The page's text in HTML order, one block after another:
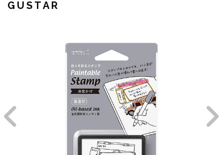
GUSTAR